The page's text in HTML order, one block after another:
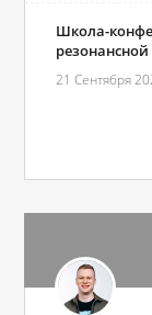
Школа-
21 Сентября